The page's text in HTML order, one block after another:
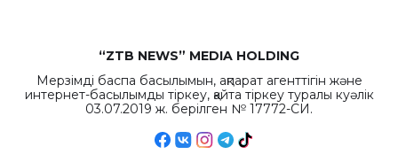
“ZTB NEWS” MEDIA HOLDING
Мерзімді баспа басылымын, ақпарат агенттігін және
интернет-басылымды тіркеу, қайта тіркеу туралы куәлік
03.07.2019 ж. берілген № 17772-СИ.